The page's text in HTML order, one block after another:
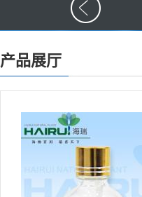
产品展厅